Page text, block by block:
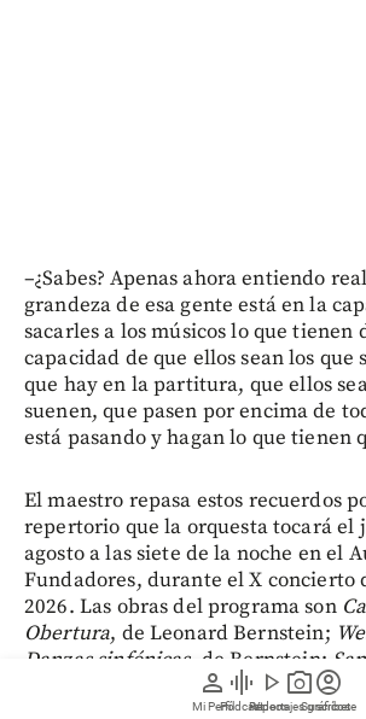
person
Mi Perfil
graphic_eq
Pódcast
play_arrow
Videos
photo_camera
Reportajes gráficos
account_circle
Suscríbete
–¿Sabes? Apenas ahora entiendo
grandeza de esa gente está en la
sacarles a los músicos lo que tienen
capacidad de que ellos sean los que
que hay en la partitura, que ellos
suenen, que pasen por encima de
está pasando y hagan lo que tienen
El maestro repasa estos recuerdos
repertorio que la orquesta tocará el
agosto a las siete de la noche en el
Fundadores, durante el X concierto
2026. Las obras del programa son
Obertura, de Leonard Bernstein;
Danzas sinfónicas, de Bernstein;
, de Evencio Castellanos;
de Arturo Márquez, yKalamary: